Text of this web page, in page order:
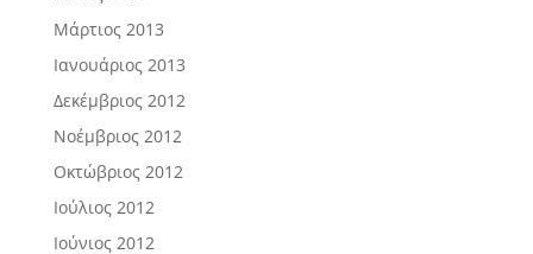
Μάρτιος 2013
Ιανουάριος 2013
Δεκέμβριος 2012
Νοέμβριος 2012
Οκτώβριος 2012
Ιούλιος 2012
Ιούνιος 2012